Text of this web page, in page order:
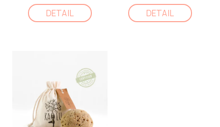
DETAIL DETAIL